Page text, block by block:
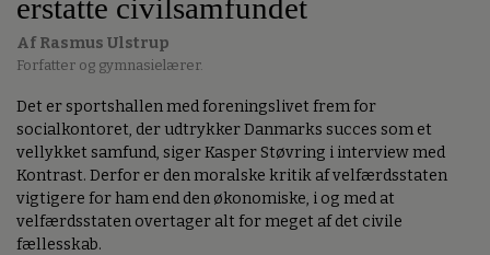
erstatte civilsamfundet
Af Rasmus Ulstrup
Forfatter og gymnasielærer.
Det er sportshallen med foreningslivet frem for
socialkontoret, der udtrykker Danmarks succes som et
vellykket samfund, siger Kasper Støvring i interview med
Kontrast. Derfor er den moralske kritik af velfærdsstaten
vigtigere for ham end den økonomiske, i og med at
velfærdsstaten overtager alt for meget af det civile
fællesskab.